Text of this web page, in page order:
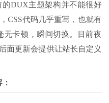
DUX主题架构并不能很好
CSS代码几乎重写，也就有
无卡顿，瞬间切换。目前夜
面更新会提供让站长自定义